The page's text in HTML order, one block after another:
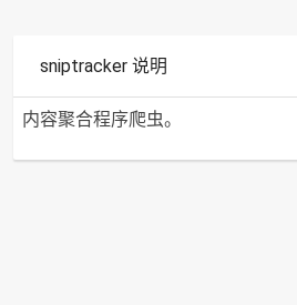
sniptracker 说明
内容聚合程序爬虫。